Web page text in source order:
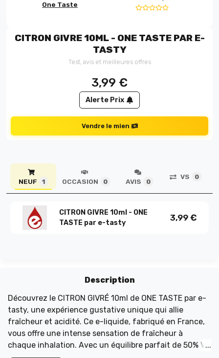
One Taste
CITRON GIVRE 10ML - ONE TASTE PAR E-
TASTY
Test, avis et meilleures offres
3,99 €
Alerte Prix
Vendre le mien
NEUF 1 OCCASION 0 AVIS 0
VS 0
CITRON GIVRE 10ml - ONE
TASTE par e-tasty
3,99€
Description
Découvrez le CITRON GIVRÉ 10ml de ONE TASTE par e-
tasty, une expérience gustative unique qui allie
fraîcheur et acidité. Ce e-liquide, fabriqué en France,
vous offre une intense sensation de fraîcheur à
chaque inhalation. Avec un équilibre parfait de 50% VG